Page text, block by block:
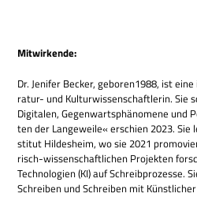
Mit­wir­kende:
Dr. Jeni­fer Becker, geboren1988, ist
ra­tur- und Kul­tur­wis­sen­schaft­le­rin. Sie
Digi­ta­len, Gegen­warts­phä­no­mene und
ten der Lan­ge­weile« erschien 2023.
sti­tut Hil­des­heim, wo sie 2021
risch-wis­sen­schaft­li­chen Pro­jek­ten
Tech­no­lo­gien (KI) auf Schreib­pro­zesse.
Schrei­ben und Schrei­ben mit